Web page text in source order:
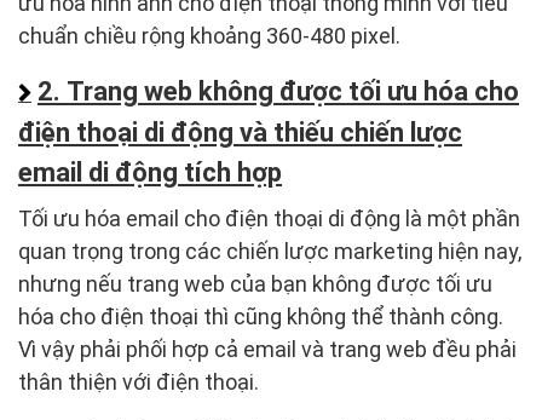
chuẩn chiều rộng khoảng 360-480 pixel.
2. Trang web không được tối ưu hóa cho
điện thoại di động và thiếu chiến lược
email di động tích hợp
Tối ưu hóa email cho điện thoại di động là một phần
quan trọng trong các chiến lược marketing hiện nay,
nhưng nếu trang web của bạn không được tối ưu
hóa cho điện thoại thì cũng không thể thành công.
Vì vậy phải phối hợp cả email và trang web đều phải
thân thiện với điện thoại.